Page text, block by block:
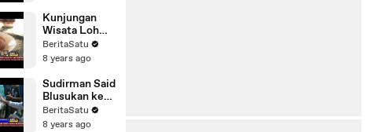
Kunjungan
Wisata Loh
Buaya Capai
70 Persen
BeritaSatu
8 years ago
Sudirman Said
Blusukan ke
Pasar
Tradisional
BeritaSatu
8 years ago